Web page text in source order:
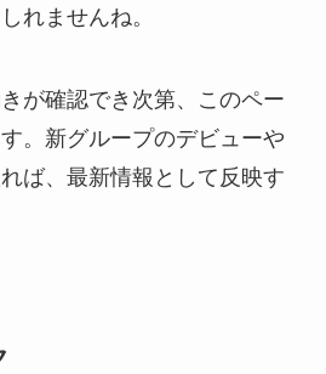
れませんね。
が確認でき次第、このペー
。新グループのデビューや
ば、最新情報として反映す